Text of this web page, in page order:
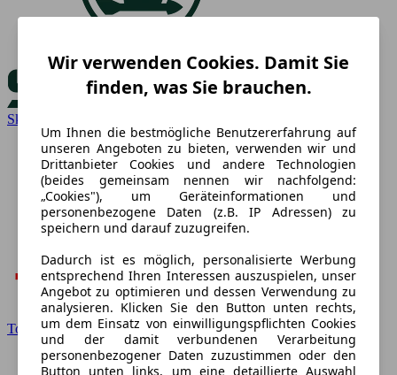
Skoda
Toyota
Wir verwenden Cookies. Damit Sie
finden, was Sie brauchen.
Um Ihnen die bestmögliche Benutzererfahrung auf
unseren Angeboten zu bieten, verwenden wir und
Drittanbieter Cookies und andere Technologien
(beides gemeinsam nennen wir nachfolgend:
„Cookies"), um Geräteinformationen und
personenbezogene Daten (z.B. IP Adressen) zu
speichern und darauf zuzugreifen.
Dadurch ist es möglich, personalisierte Werbung
entsprechend Ihren Interessen auszuspielen, unser
Angebot zu optimieren und dessen Verwendung zu
analysieren. Klicken Sie den Button unten rechts,
um dem Einsatz von einwilligungspflichten Cookies
und der damit verbundenen Verarbeitung
personenbezogener Daten zuzustimmen oder den
Button unten links, um eine detaillierte Auswahl